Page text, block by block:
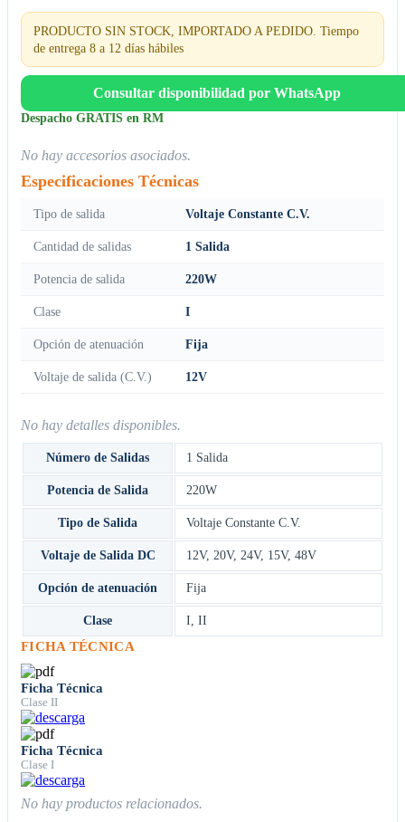
PRODUCTO SIN STOCK, IMPORTADO A PEDIDO. Tiempo
de entrega 8 a 12 días hábiles
Consultar disponibilidad por WhatsApp
Despacho GRATIS en RM
No hay accesorios asociados.
Especificaciones Técnicas
Tipo de salida Voltaje Constante C.V.
Cantidad de salidas 1 Salida
Potencia de salida 220W
Clase I
Opción de atenuación Fija
Voltaje de salida (C.V.) 12V
No hay detalles disponibles.
Número de Salidas 1 Salida
Potencia de Salida 220W
Tipo de Salida Voltaje Constante C.V.
Voltaje de Salida DC 12V, 20V, 24V, 15V, 48V
Opción de atenuación Fija
Clase I, II
FICHA TÉCNICA
Ficha Técnica
Clase II
Ficha Técnica
Clase I
No hay productos relacionados.